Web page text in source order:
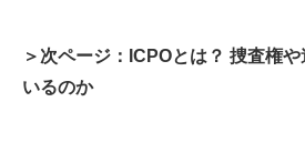
＞次ページ：ICPOとは？ 捜査権
いるのか